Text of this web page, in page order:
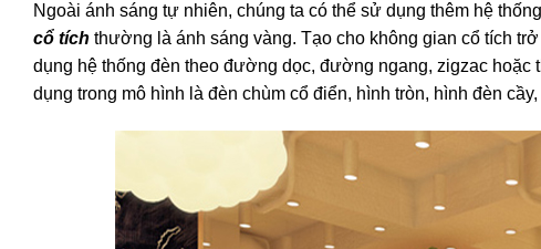
Ngoài ánh sáng tự nhiên, chúng ta có thể sử dụng thêm hệ
cổ tích thường là ánh sáng vàng. Tạo cho không gian cổ tích
dụng hệ thống đèn theo đường dọc, đường ngang, zigzac hoặc
dụng trong mô hình là đèn chùm cổ điển, hình tròn, hình đèn